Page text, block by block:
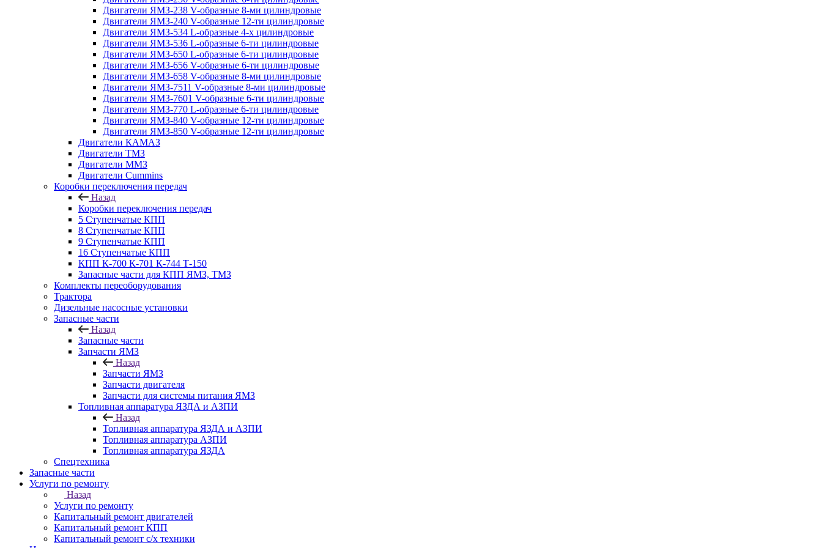
Двигатели ЯМЗ-238 V-образные 8-ми цилиндровые
Двигатели ЯМЗ-240 V-образные 12-ти цилиндровые
Двигатели ЯМЗ-534 L-образные 4-х цилиндровые
Двигатели ЯМЗ-536 L-образные 6-ти цилиндровые
Двигатели ЯМЗ-650 L-образные 6-ти цилиндровые
Двигатели ЯМЗ-656 V-образные 6-ти цилиндровые
Двигатели ЯМЗ-658 V-образные 8-ми цилиндровые
Двигатели ЯМЗ-7511 V-образные 8-ми цилиндровые
Двигатели ЯМЗ-7601 V-образные 6-ти цилиндровые
Двигатели ЯМЗ-770 L-образные 6-ти цилиндровые
Двигатели ЯМЗ-840 V-образные 12-ти цилиндровые
Двигатели ЯМЗ-850 V-образные 12-ти цилиндровые
Двигатели КАМАЗ
Двигатели ТМЗ
Двигатели ММЗ
Двигатели Cummins
Коробки переключения передач
Назад
Коробки переключения передач
5 Ступенчатые КПП
8 Ступенчатые КПП
9 Ступенчатые КПП
16 Ступенчатые КПП
КПП К-700 К-701 К-744 Т-150
Запасные части для КПП ЯМЗ, ТМЗ
Комплекты переоборудования
Трактора
Дизельные насосные установки
Запасные части
Назад
Запасные части
Запчасти ЯМЗ
Назад
Запчасти ЯМЗ
Запчасти двигателя
Запчасти для системы питания ЯМЗ
Топливная аппаратура ЯЗДА и АЗПИ
Назад
Топливная аппаратура ЯЗДА и АЗПИ
Топливная аппаратура АЗПИ
Топливная аппаратура ЯЗДА
Спецтехника
Запасные части
Услуги по ремонту
Назад
Услуги по ремонту
Капитальный ремонт двигателей
Капитальный ремонт КПП
Капитальный ремонт с/х техники